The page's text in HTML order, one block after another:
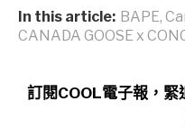
In this article: BAPE,
CANADA GOOSE x
訂閱COOL電子報，緊